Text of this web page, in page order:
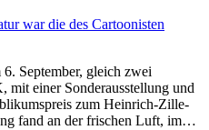
September, gleich zwei
einer Sonderausstellung und
zum Heinrich-Zille-
fand an der frischen Luft, im…